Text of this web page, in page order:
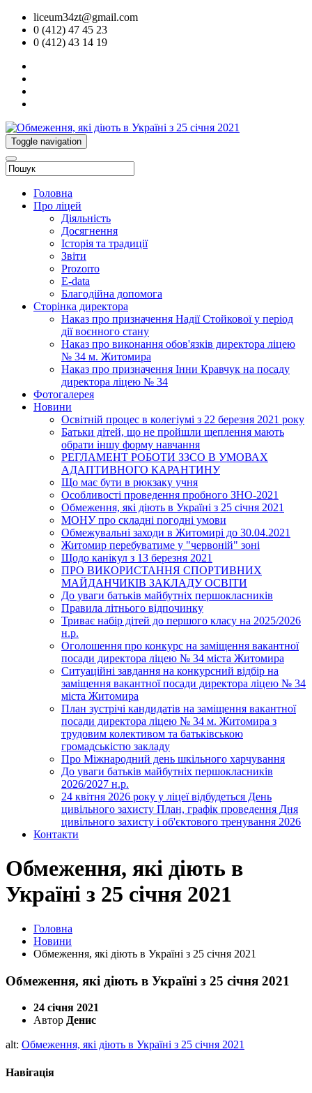
liceum34zt@gmail.com
0 (412) 47 45 23
0 (412) 43 14 19
Toggle navigation
Головна
Про ліцей
Діяльність
Досягнення
Історія та традиції
Звіти
Prozorro
E-data
Благодійна допомога
Сторінка директора
Наказ про призначення Надії Стойкової у період
дії воєнного стану
Наказ про виконання обов'язків директора ліцею
№ 34 м. Житомира
Наказ про призначення Інни Кравчук на посаду
директора ліцею № 34
Фотогалерея
Новини
Освітній процес в колегіумі з 22 березня 2021 року
Батьки дітей, що не пройшли щеплення мають
обрати іншу форму навчання
РЕГЛАМЕНТ РОБОТИ ЗЗСО В УМОВАХ
АДАПТИВНОГО КАРАНТИНУ
Що має бути в рюкзаку учня
Особливості проведення пробного ЗНО-2021
Обмеження, які діють в Україні з 25 січня 2021
МОНУ про складні погодні умови
Обмежувальні заходи в Житомирі до 30.04.2021
Житомир перебуватиме у "червоній" зоні
Щодо канікул з 13 березня 2021
ПРО ВИКОРИСТАННЯ СПОРТИВНИХ
МАЙДАНЧИКІВ ЗАКЛАДУ ОСВІТИ
До уваги батьків майбутніх першокласників
Правила літнього відпочинку
Триває набір дітей до першого класу на 2025/2026
н.р.
Оголошення про конкурс на заміщення вакантної
посади директора ліцею № 34 міста Житомира
Ситуаційні завдання на конкурсний відбір на
заміщення вакантної посади директора ліцею № 34
міста Житомира
План зустрічі кандидатів на заміщення вакантної
посади директора ліцею № 34 м. Житомира з
трудовим колективом та батьківською
громадськістю закладу
Про Міжнародний день шкільного харчування
До уваги батьків майбутніх першокласників
2026/2027 н.р.
24 квітня 2026 року у ліцеї відбудеться День
цивільного захисту План, графік проведення Дня
цивільного захисту і об'єктового тренування 2026
Контакти
Обмеження, які діють в
Україні з 25 січня 2021
Головна
Новини
Обмеження, які діють в Україні з 25 січня 2021
Обмеження, які діють в Україні з 25 січня 2021
24 січня 2021
Автор Денис
alt: Обмеження, які діють в Україні з 25 січня 2021
Навігація